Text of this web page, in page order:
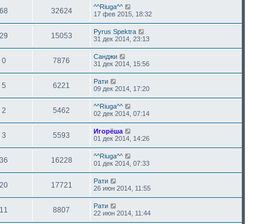
68 32624
^^Riuga^^
17 фев 2015, 18:32
29 15053
Pyrus Spektra
31 дек 2014, 23:13
0 7876
Санджи
31 дек 2014, 15:56
5 6221
Рати
09 дек 2014, 17:20
2 5462
^^Riuga^^
02 дек 2014, 07:14
3 5593
Игорёша
01 дек 2014, 14:26
36 16228
^^Riuga^^
01 дек 2014, 07:33
20 17721
Рати
26 июн 2014, 11:55
11 8807
Рати
22 июн 2014, 11:44